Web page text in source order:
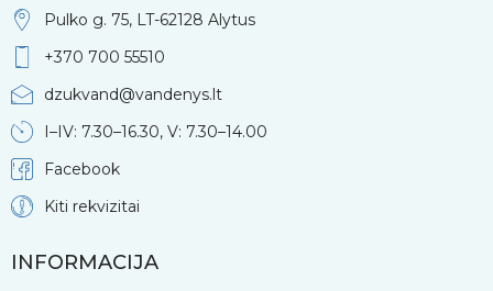
Pulko g. 75, LT-62128 Alytus
+370 700 55510
dzukvand@vandenys.lt
I–IV: 7.30–16.30, V: 7.30–14.00
Facebook
Kiti rekvizitai
INFORMACIJA